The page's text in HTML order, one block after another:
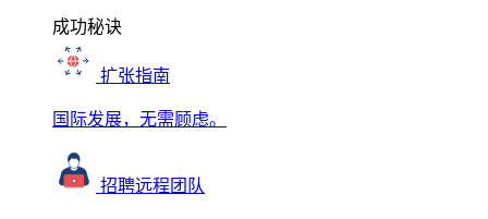
成功秘诀
扩张指南
国际发展，无需顾虑。
招聘远程团队